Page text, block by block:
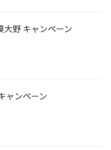
大野 キャンペーン
ャンペーン